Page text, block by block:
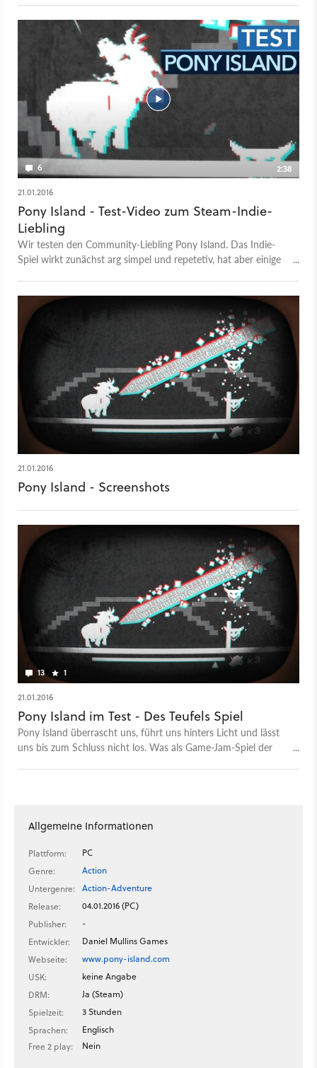
6
2:38
21.01.2016
Pony Island - Test-Video zum Steam-Indie-
Liebling
Wir testen den Community-Liebling Pony Island. Das Indie-
Spiel wirkt zunächst arg simpel und repetetiv, hat aber einige
21.01.2016
Pony Island - Screenshots
13 1
21.01.2016
Pony Island im Test - Des Teufels Spiel
Pony Island überrascht uns, führt uns hinters Licht und lässt
uns bis zum Schluss nicht los. Was als Game-Jam-Spiel der
Allgemeine Informationen
Plattform:
PC
Genre:
Action
Untergenre:
Action-Adventure
Release:
04.01.2016 (PC)
Publisher:
-
Entwickler:
Daniel Mullins Games
Webseite:
www.pony-island.com
USK:
keine Angabe
DRM:
Ja (Steam)
Spielzeit:
3 Stunden
Sprachen:
Englisch
Free 2 play:
Nein